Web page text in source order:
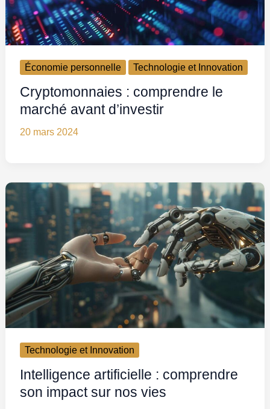
Économie personnelle Technologie et Innovation
Cryptomonnaies : comprendre le
marché avant d’investir
20 mars 2024
Technologie et Innovation
Intelligence artificielle : comprendre
son impact sur nos vies